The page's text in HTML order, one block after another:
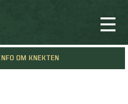
OM KNEKTEN